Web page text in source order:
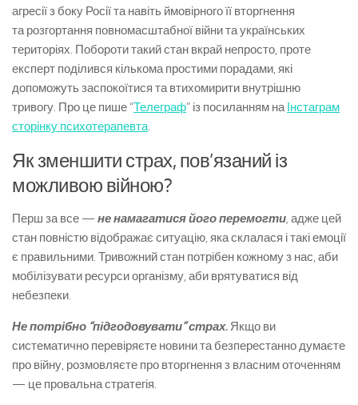
агресії з боку Росії та навіть ймовірного її вторгнення
та розгортання повномасштабної війни та українських
територіях. Побороти такий стан вкрай непросто, проте
експерт поділився кількома простими порадами, які
допоможуть заспокоїтися та втихомирити внутрішню
тривогу. Про це пише “Телеграф” із посиланням наІнстаграм
сторінку психотерапевта.
Як зменшити страх, пов’язаний із
можливою війною?
Перш за все — не намагатися його перемогти, адже цей
стан повністю відображає ситуацію, яка склалася і такі емоції
є правильними. Тривожний стан потрібен кожному з нас, аби
мобілізувати ресурси організму, аби врятуватися від
небезпеки.
Не потрібно “підгодовувати” страх. Якщо ви
систематично перевіряєте новини та безперестанно думаєте
про війну, розмовляєте про вторгнення з власним оточенням
— це провальна стратегія.